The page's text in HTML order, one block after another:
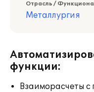
Отрасль /
Металлургия
функции:
Взаиморасчеты